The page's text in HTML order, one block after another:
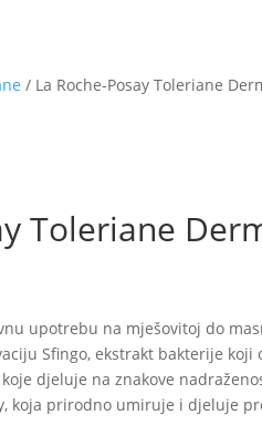
/ La Roche-Posay Toleriane
Toleriane
upotrebu na mješovitoj do
Sfingo, ekstrakt bakterije koji
djeluje na znakove
koja prirodno umiruje i djeluje